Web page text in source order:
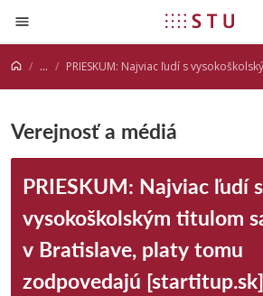
Prejsť na obsah
... PRIESKUM: Najviac ľudí s vysokoškolským titulom sa zgrupuje v Bratislave, platy tomu
Verejnosť a médiá
PRIESKUM: Najviac ľudí s
vysokoškolským titulom
v Bratislave, platy tomu
zodpovedajú [startitup.sk]